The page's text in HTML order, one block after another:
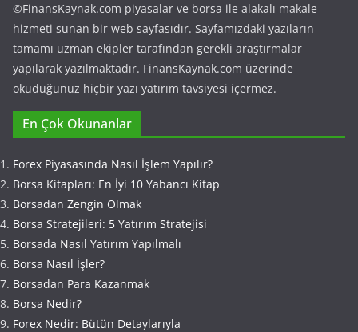
©FinansKaynak.com piyasalar ve borsa ile alakalı makale
hizmeti sunan bir web sayfasıdır. Sayfamızdaki yazıların
tamamı uzman ekipler tarafından gerekli araştırmalar
yapılarak yazılmaktadır. FinansKaynak.com üzerinde
okuduğunuz hiçbir yazı yatırım tavsiyesi içermez.
En Çok Okunanlar
Forex Piyasasında Nasıl İşlem Yapılır?
Borsa Kitapları: En İyi 10 Yabancı Kitap
Borsadan Zengin Olmak
Borsa Stratejileri: 5 Yatırım Stratejisi
Borsada Nasıl Yatırım Yapılmalı
Borsa Nasıl İşler?
Borsadan Para Kazanmak
Borsa Nedir?
Forex Nedir: Bütün Detaylarıyla